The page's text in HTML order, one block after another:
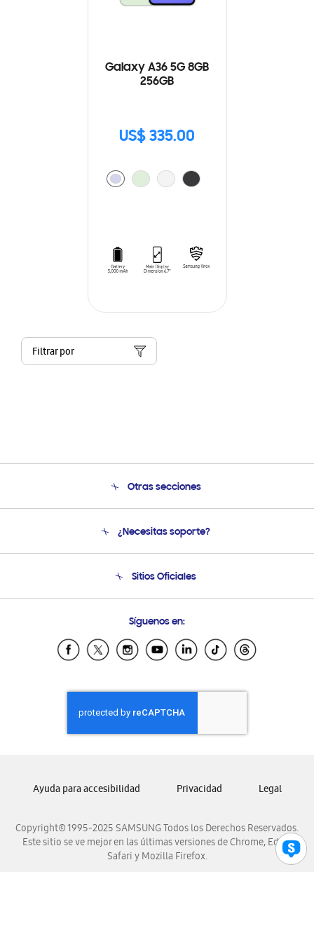
Galaxy A36 5G 8GB
256GB
US$ 335.00
Filtrar por
Otras secciones
Soporte
¿Necesitas soporte?
Soporte vía eMail
Sitios Oficiales
Samsung Ecuador
Samsung El Salvador
Samsung Honduras
Samsung Nicaragua
Samsung Panamá
Samsung Venezuela
Síguenos en:
Copyright© 1995-2025 SAMSUNG Todos los Derechos Reservados.
Este sitio se ve mejor en las últimas versiones de Chrome, Edge,
Safari y Mozilla Firefox.
Ayuda para accesibilidad Privacidad Legal